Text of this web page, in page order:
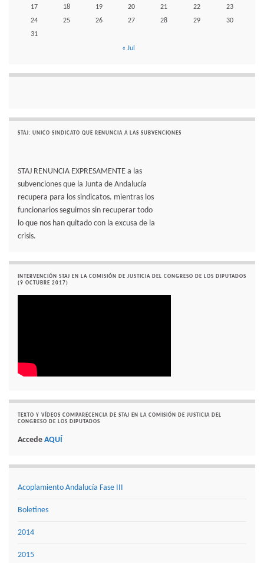
17
18 19 20 21 22
23
24
25 26 27 28 29
30
31
« Jul
STAJ: UNICO SINDICATO QUE RENUNCIA A LAS SUBVENCIONES
STAJ RENUNCIA EXPRESAMENTE a las
subvenciones que la Junta de Andalucía
recupera para los sindicatos. mientras los
funcionarios seguimos sin recuperar todo
lo que nos han quitado con la excusa de la
crisis.
INTERVENCIÓN STAJ EN LA COMISIÓN DE JUSTICIA DEL CONGRESO DE LOS DIPUTADOS
(9 OCTUBRE 2017)
TEXTO Y VÍDEOS COMPARECENCIA DE STAJ EN LA COMISIÓN DE JUSTICIA DEL
CONGRESO DE LOS DIPUTADOS
Accede AQUÍ
Acoplamiento Andalucía Fase III
Boletines
2014
2015